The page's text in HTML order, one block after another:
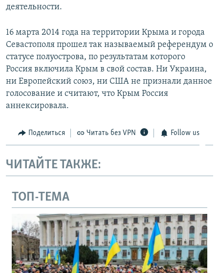
деятельности.
16 марта 2014 года на территории Крыма и города
Севастополя прошел так называемый референдум о
статусе полуострова, по результатам которого
Россия включила Крым в свой состав. Ни Украина,
ни Европейский союз, ни США не признали данное
голосование и считают, что Крым Россия
аннексировала.
Поделиться Читать без VPN Follow us
ЧИТАЙТЕ ТАКЖЕ:
ТОП-ТЕМА